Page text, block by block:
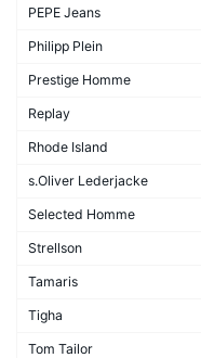
PEPE Jeans
Philipp Plein
Prestige Homme
Replay
Rhode Island
s.Oliver Lederjacke
Selected Homme
Strellson
Tamaris
Tigha
Tom Tailor